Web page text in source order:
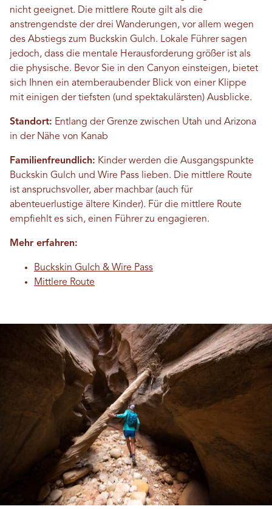
nicht geeignet. Die mittlere Route gilt als die
anstrengendste der drei Wanderungen, vor allem wegen
des Abstiegs zum Buckskin Gulch. Lokale Führer sagen
jedoch, dass die mentale Herausforderung größer ist als
die physische. Bevor Sie in den Canyon einsteigen, bietet
sich Ihnen ein atemberaubender Blick von einer Klippe
mit einigen der tiefsten (und spektakulärsten) Ausblicke.
Standort: Entlang der Grenze zwischen Utah und Arizona
in der Nähe von Kanab
Familienfreundlich: Kinder werden die Ausgangspunkte
Buckskin Gulch und Wire Pass lieben. Die mittlere Route
ist anspruchsvoller, aber machbar (auch für
abenteuerlustige ältere Kinder). Für die mittlere Route
empfiehlt es sich, einen Führer zu engagieren.
Mehr erfahren:
Buckskin Gulch & Wire Pass
Mittlere Route